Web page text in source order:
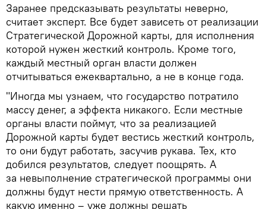
Заранее предсказывать результаты неверно,
считает эксперт. Все будет зависеть от реализации
Стратегической Дорожной карты, для исполнения
которой нужен жесткий контроль. Кроме того,
каждый местный орган власти должен
отчитываться ежеквартально, а не в конце года.
"Иногда мы узнаем, что государство потратило
массу денег, а эффекта никакого. Если местные
органы власти поймут, что за реализацией
Дорожной карты будет вестись жесткий контроль,
то они будут работать, засучив рукава. Тех, кто
добился результатов, следует поощрять. А
за невыполнение стратегической программы они
должны будут нести прямую ответственность. А
какую именно – уже должны решать